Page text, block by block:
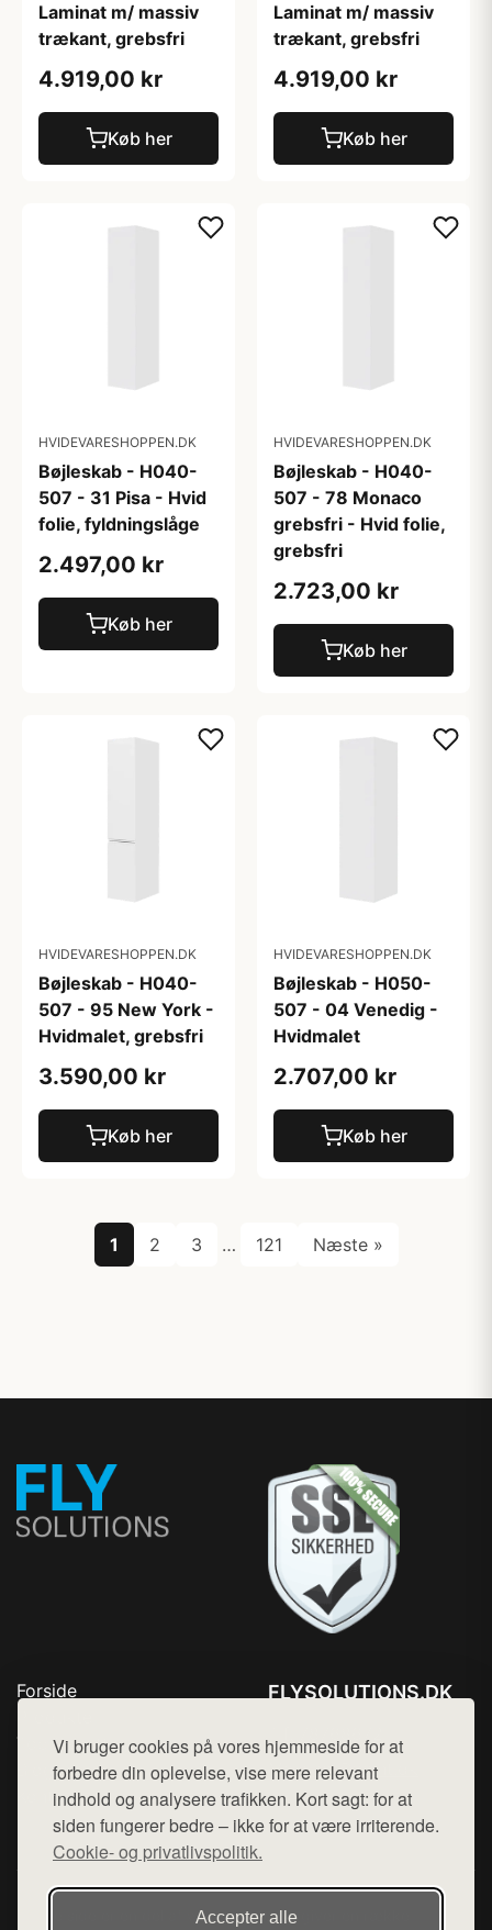
Vi bruger cookies på vores hjemmeside for at
forbedre din oplevelse, vise mere relevant
indhold og analysere trafikken. Kort sagt: for at
siden fungerer bedre – ikke for at være irriterende.
Cookie- og privatlivspolitik.
Accepter alle
Laminat m/ massiv
trækant, grebsfri
4.919,00 kr
Køb her
Laminat m/ massiv
trækant, grebsfri
4.919,00 kr
Køb her
HVIDEVARESHOPPEN.DK
Bøjleskab - H040-
507 - 31 Pisa - Hvid
folie, fyldningslåge
2.497,00 kr
Køb her
HVIDEVARESHOPPEN.DK
Bøjleskab - H040-
507 - 78 Monaco
grebsfri - Hvid folie,
grebsfri
2.723,00 kr
Køb her
HVIDEVARESHOPPEN.DK
Bøjleskab - H040-
507 - 95 New York -
Hvidmalet, grebsfri
3.590,00 kr
Køb her
HVIDEVARESHOPPEN.DK
Bøjleskab - H050-
507 - 04 Venedig -
Hvidmalet
2.707,00 kr
Køb her
1 2 3 … 121 Næste »
Forside
Top Rabatter
Blog
Kontakt
FLYSOLUTIONS.DK
Mail: hej@want.dk
Cookie- og privatlivspolitik
Denne side er en del af want.dk, der udgiver en række